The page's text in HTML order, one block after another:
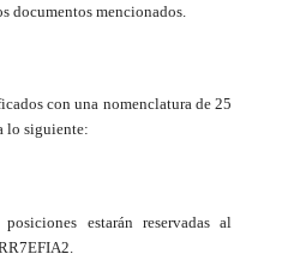
documentos mencionados.
con una nomenclatura de 25
lo siguiente:
estarán reservadas al